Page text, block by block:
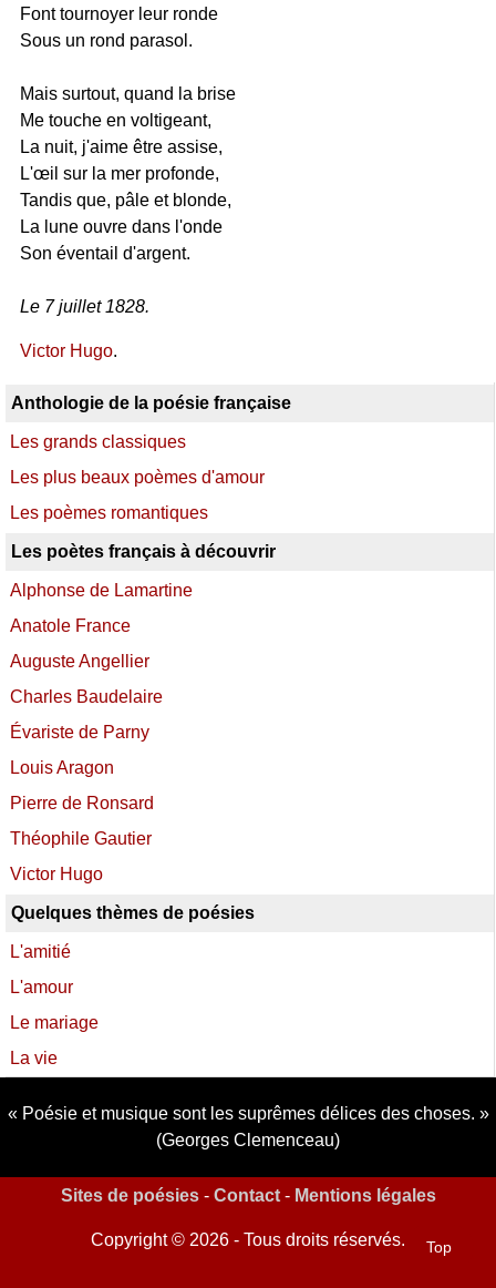
Font tournoyer leur ronde
Sous un rond parasol.
Mais surtout, quand la brise
Me touche en voltigeant,
La nuit, j'aime être assise,
L'œil sur la mer profonde,
Tandis que, pâle et blonde,
La lune ouvre dans l'onde
Son éventail d'argent.
Le 7 juillet 1828.
Victor Hugo.
Anthologie de la poésie française
Les grands classiques
Les plus beaux poèmes d'amour
Les poèmes romantiques
Les poètes français à découvrir
Alphonse de Lamartine
Anatole France
Auguste Angellier
Charles Baudelaire
Évariste de Parny
Louis Aragon
Pierre de Ronsard
Théophile Gautier
Victor Hugo
Quelques thèmes de poésies
L'amitié
L'amour
Le mariage
La vie
Poésie et musique sont les suprêmes délices des choses.
(Georges Clemenceau)
Sites de poésies- Contact- Mentions légales
Copyright © 2026 - Tous droits réservés. Top